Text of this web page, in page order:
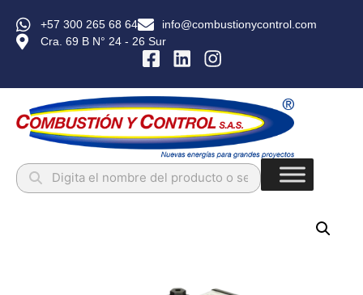
+57 300 265 68 64
info@combustionycontrol.com
Cra. 69 B N° 24 - 26 Sur